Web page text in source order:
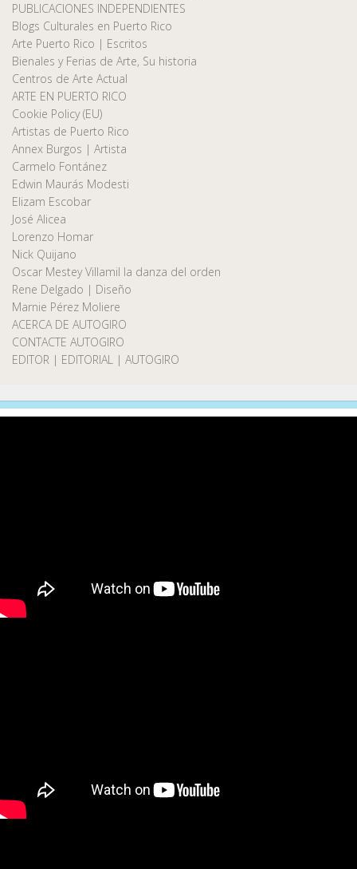
PUBLICACIONES INDEPENDIENTES
Blogs Culturales en Puerto Rico
Arte Puerto Rico | Escritos
Bienales y Ferias de Arte, Su historia
Centros de Arte Actual
ARTE EN PUERTO RICO
Cookie Policy (EU)
Artistas de Puerto Rico
Annex Burgos | Artista
Carmelo Fontánez
Edwin Maurás Modesti
Elizam Escobar
José Alicea
Lorenzo Homar
Nick Quijano
Oscar Mestey Villamil la danza del orden
Rene Delgado | Diseño
Marnie Pérez Moliere
ACERCA DE AUTOGIRO
CONTACTE AUTOGIRO
EDITOR | EDITORIAL | AUTOGIRO